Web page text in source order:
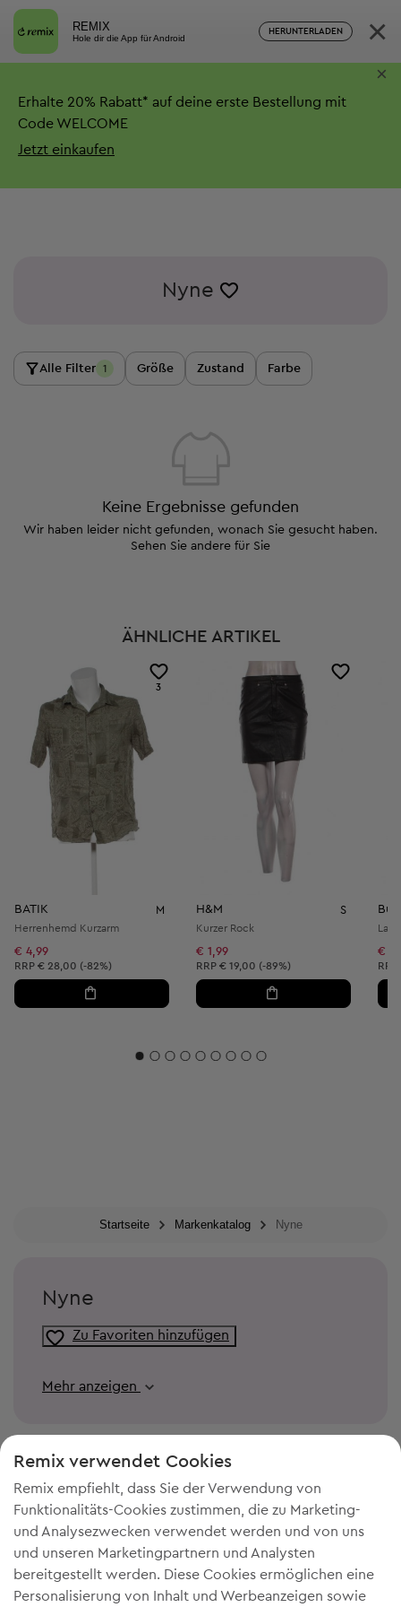
REMIX
Hole dir die App für Android
HERUNTERLADEN ×
Erhalte 20% Rabatt* auf deine erste Bestellung mit
Code WELCOME
Jetzt einkaufen
×
Nyne
Alle Filter 1 Größe Zustand Farbe
Keine Ergebnisse gefunden
Wir haben leider nicht gefunden, wonach Sie gesucht haben.
Sehen Sie andere für Sie
ÄHNLICHE ARTIKEL
3
BATIK M
Herrenhemd Kurzarm
€ 4,99
Unverbindliche Preisempfehlung:
RRP € 28,00 (-82%)
H&M S
Kurzer Rock
€ 1,99
Unverbindliche Preisempfehlung:
RRP € 19,00 (-89%)
€
RRP
Startseite Markenkatalog Nyne
Nyne
Zu Favoriten hinzufügen
Mehr anzeigen
DU BRAUCHST MEHR PLATZ IN
Remix verwendet Cookies
Remix empfiehlt, dass Sie der Verwendung von
Funktionalitäts-Cookies zustimmen, die zu Marketing-
und Analysezwecken verwendet werden und von uns
und unseren Marketingpartnern und Analysten
bereitgestellt werden. Diese Cookies ermöglichen eine
Personalisierung von Inhalt und Werbeanzeigen sowie